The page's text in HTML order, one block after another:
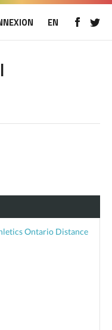
EN
Ontario Distance